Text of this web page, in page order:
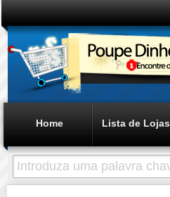
Home Lista de Lojas